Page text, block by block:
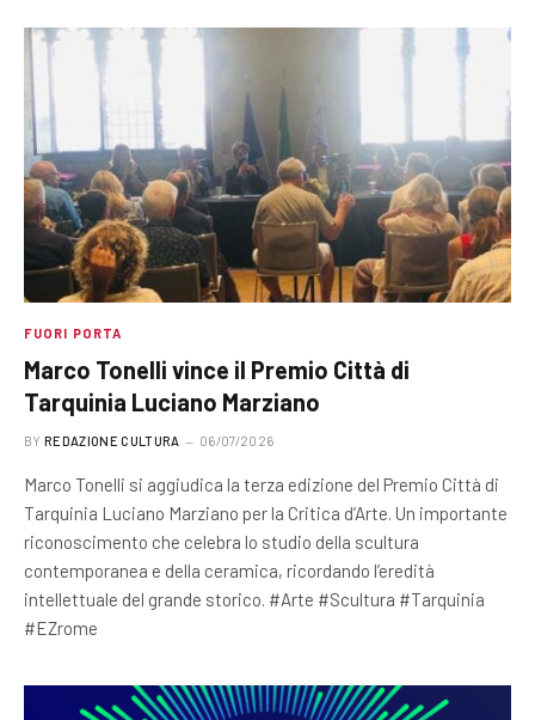
FUORI PORTA
Marco Tonelli vince il Premio Città di
Tarquinia Luciano Marziano
BY REDAZIONE CULTURA 06/07/2026
Marco Tonelli si aggiudica la terza edizione del Premio Città di
Tarquinia Luciano Marziano per la Critica d’Arte. Un importante
riconoscimento che celebra lo studio della scultura
contemporanea e della ceramica, ricordando l’eredità
intellettuale del grande storico. #Arte #Scultura #Tarquinia
#EZrome